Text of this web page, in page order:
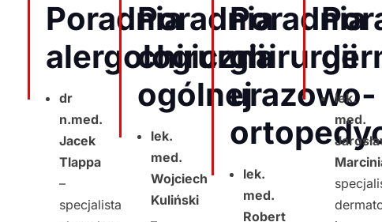
Poradnia
alergologiczna
dr
n.med.
Jacek
Tlappa
–
specjalista
Poradnia
chirurgii
ogólnej
lek.
med.
Wojciech
Kuliński
Poradnia
chirurgii
urazowo-
lek.
med.
Robert
lek.
med.